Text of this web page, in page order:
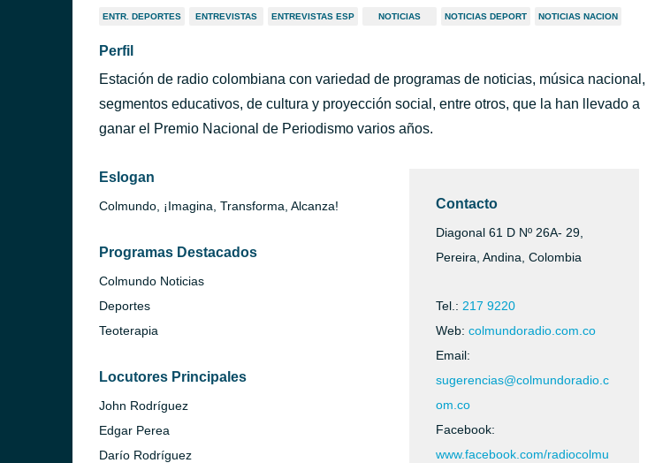
ENTR. DEPORTES ENTREVISTAS ENTREVISTAS ESP NOTICIAS NOTICIAS DEPORT NOTICIAS NACION
Perfil
Estación de radio colombiana con variedad de programas de noticias, música nacional,
segmentos educativos, de cultura y proyección social, entre otros, que la han llevado a
ganar el Premio Nacional de Periodismo varios años.
Eslogan
Colmundo, ¡Imagina, Transforma, Alcanza!
Programas Destacados
Colmundo Noticias
Deportes
Teoterapia
Locutores Principales
John Rodríguez
Edgar Perea
Darío Rodríguez
Contacto
Diagonal 61 D Nº 26A- 29,
Pereira, Andina, Colombia
Tel.: 217 9220
Web: colmundoradio.com.co
Email:
sugerencias@colmundoradio.c
om.co
Facebook:
www.facebook.com/radiocolmu